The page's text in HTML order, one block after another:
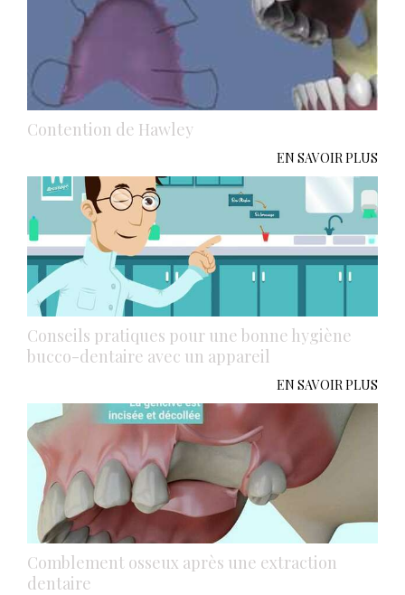
Contention de Hawley
EN SAVOIR PLUS
Conseils pratiques pour une bonne hygiène
bucco-dentaire avec un appareil
EN SAVOIR PLUS
Comblement osseux après une extraction
dentaire